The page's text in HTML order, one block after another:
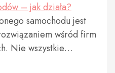
– jak działa?
samochodu jest
wśród firm
Nie wszystkie…